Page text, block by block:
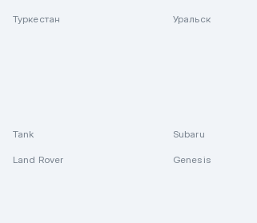
Туркестан Уральск
Tank Subaru
Land Rover Genesis